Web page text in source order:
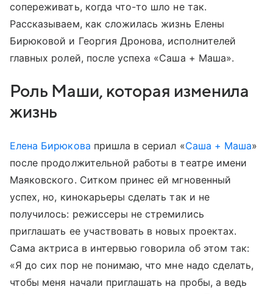
сопереживать, когда что-то шло не так.
Рассказываем, как сложилась жизнь Елены
Бирюковой и Георгия Дронова, исполнителей
главных ролей, после успеха «Саша + Маша».
Роль Маши, которая изменила
жизнь
Елена Бирюкова пришла в сериал «Саша + Маша»
после продолжительной работы в театре имени
Маяковского. Ситком принес ей мгновенный
успех, но, кинокарьеры сделать так и не
получилось: режиссеры не стремились
приглашать ее участвовать в новых проектах.
Сама актриса в интервью говорила об этом так:
«Я до сих пор не понимаю, что мне надо сделать,
чтобы меня начали приглашать на пробы, а ведь